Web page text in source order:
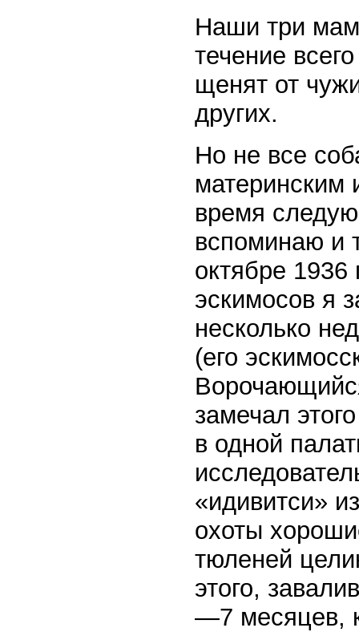
Наши три
течение
щенят от
других.
Но не все
материнским
время
вспоминаю и
октябре
эскимосов я
несколько
(его
замечал
в одной
«идивитси»
охоты
тюленей
этого,
—7 месяцев,